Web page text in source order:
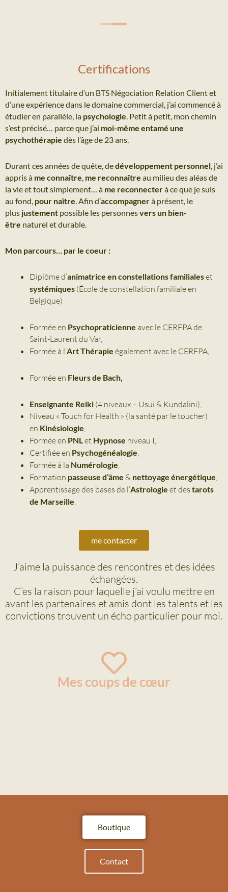
Certifications
Initialement titulaire d’un BTS Négociation Relation Client et
d’une expérience dans le domaine commercial, j’ai commencé à
étudier en parallèle, la psychologie. Petit à petit, mon chemin
s’est précisé… parce que j’ai moi-même entamé une
psychothérapie dès l’âge de 23 ans.
Durant ces années de quête, dedéveloppement personnel, j’ai
appris à me connaître, me reconnaître au milieu des aléas de
la vie et tout simplement… à me reconnecterà ce que je suis
au fond, pour naître. Afin d’accompagnerà présent, le
plus justement possible les personnesvers un bien-
être naturel et durable.
Mon parcours… par le coeur :
Diplôme d’animatrice en constellations familialeset
systémiques (École de constellation familiale en
Belgique)
Formée en Psychopraticienne avec le CERFPA de
Saint-Laurent du Var,
Formée à l’Art Thérapie également avec le CERFPA,
Formée en Fleurs de Bach,
Enseignante Reiki (4 niveaux – Usui & Kundalini),
Niveau « Touch for Health » (la santé par le toucher)
en Kinésiologie,
Formée en PNLet Hypnose niveau I,
Certifiée en Psychogénéalogie,
Formée à la Numérologie,
Formation passeuse d’âme & nettoyage énergétique,
Apprentissage des bases de l’Astrologie et des tarots
de Marseille.
me contacter
J’aime la puissance des rencontres et des idées
échangées.
C’es la raison pour laquelle j’ai voulu mettre en
avant les partenaires et amis dont les talents et les
convictions trouvent un écho particulier pour moi.
Mes coups de cœur
Boutique
Contact